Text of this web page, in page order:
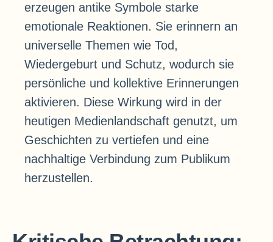
erzeugen antike Symbole starke
emotionale Reaktionen. Sie erinnern an
universelle Themen wie Tod,
Wiedergeburt und Schutz, wodurch sie
persönliche und kollektive Erinnerungen
aktivieren. Diese Wirkung wird in der
heutigen Medienlandschaft genutzt, um
Geschichten zu vertiefen und eine
nachhaltige Verbindung zum Publikum
herzustellen.